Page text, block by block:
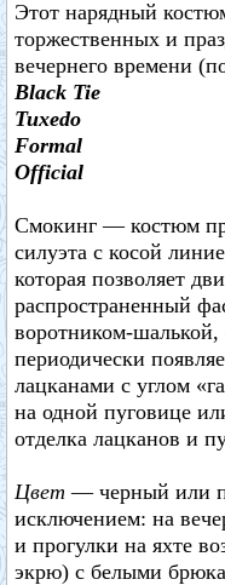
Этот нарядный
торжественных и
вечернего времени
Black Tie
Tuxedo
Formal
Official
Смокинг — костюм
силуэта с косой
которая позволяет
распространенный
воротником-
периодически
лацканами с углом
на одной пуговице
отделка лацканов и
Цвет — черный или
исключением: на
и прогулки на яхте
экрю) с белыми